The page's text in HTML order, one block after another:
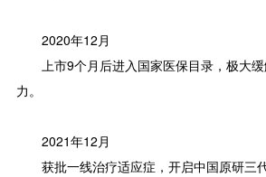
2020年12月
上市9个月后进入国家医保目录，极大
力。
2021年12月
获批一线治疗适应症，开启中国原研三